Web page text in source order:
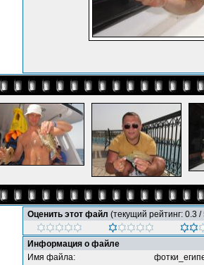
Оценить этот файл (текущий рейтинг: 0.3 /
Информация о файле
Имя файла: